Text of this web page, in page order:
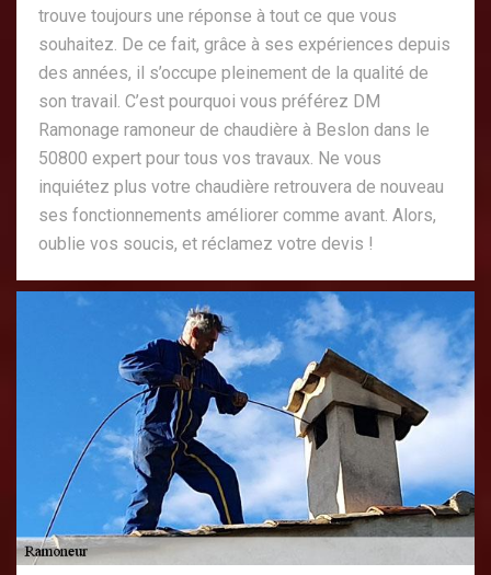
trouve toujours une réponse à tout ce que vous
souhaitez. De ce fait, grâce à ses expériences depuis
des années, il s’occupe pleinement de la qualité de
son travail. C’est pourquoi vous préférez DM
Ramonage ramoneur de chaudière à Beslon dans le
50800 expert pour tous vos travaux. Ne vous
inquiétez plus votre chaudière retrouvera de nouveau
ses fonctionnements améliorer comme avant. Alors,
oublie vos soucis, et réclamez votre devis !